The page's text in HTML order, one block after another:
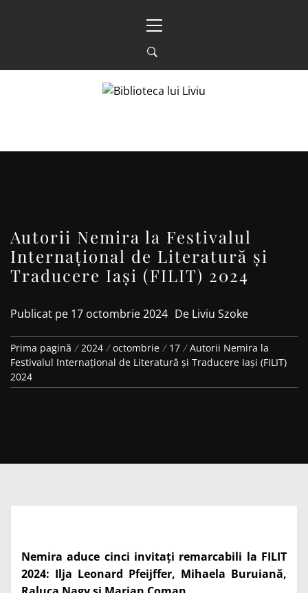
principal
LIVIU
Autorii Nemira la Festivalul
Internațional de Literatură și
Traducere Iași (FILIT) 2024
Publicat pe 17 octombrie 2024 De Liviu Szoke
Prima pagină 2024 octombrie 17
Autorii Nemira la
Festivalul Internațional de Literatură și Traducere Iași (FILIT)
2024
Nemira aduce cinci invitați remarcabili la FILIT
2024: Ilja Leonard Pfeijffer, Mihaela Buruiană,